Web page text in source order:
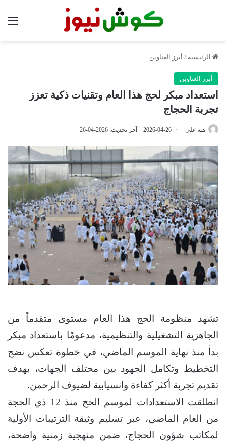
الرئيسية / أبرز العناوين
أبرز العناوين
استعداد مبكر لحج هذا العام وتقنيات ذكية تعزز
تجربة الحجاج
هبة علي 2026-04-26 آخر تحديث: 2026-04-26
تشهد منظومة الحج هذا العام مستوى متقدماً من
الجاهزية التشغيلية والتنظيمية، مدعومًا باستعداد مبكر
بدأ منذ نهاية الموسم الماضي، في خطوة تعكس نضج
التخطيط وتكامل الجهود بين مختلف الجهات، بهدف
تقديم تجربة أكثر كفاءة وانسيابية لضيوف الرحمن.
انطلقت الاستعدادات لموسم الحج منذ 12 ذي الحجة
من العام الماضي، عبر تسليم وثيقة الترتيبات الأولية
لمكاتب شؤون الحجاج، ضمن منهجية زمنية واضحة،